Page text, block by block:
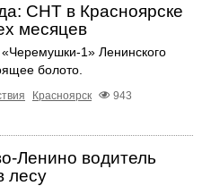
СНТ в Красноярске
месяцев
1» Ленинского
болото.
Красноярск
943
водитель
лесу